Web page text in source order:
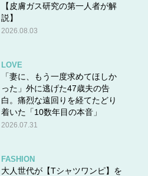
【皮膚ガス研究の第一人者が解
説】
2026.08.03
LOVE
「妻に、もう一度求めてほしか
った」外に逃げた47歳夫の告
白。痛烈な遠回りを経てたどり
着いた「10数年目の本音」
2026.07.31
FASHION
大人世代が【Tシャツワンピ】を